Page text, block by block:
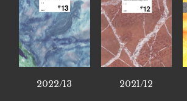
2022/13 2021/12